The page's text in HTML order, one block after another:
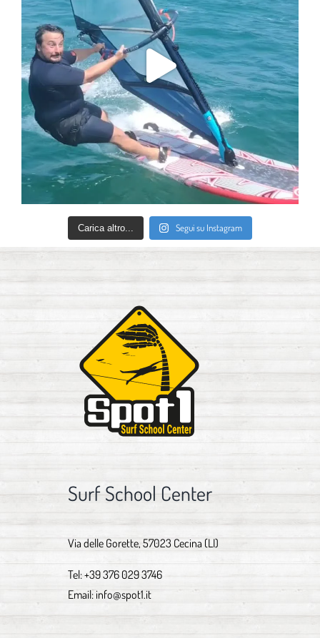
Carica altro... Segui su Instagram
Surf School Center
Via delle Gorette, 57023 Cecina (LI)
Tel:+39 376 029 3746
Email: info@spot1.it